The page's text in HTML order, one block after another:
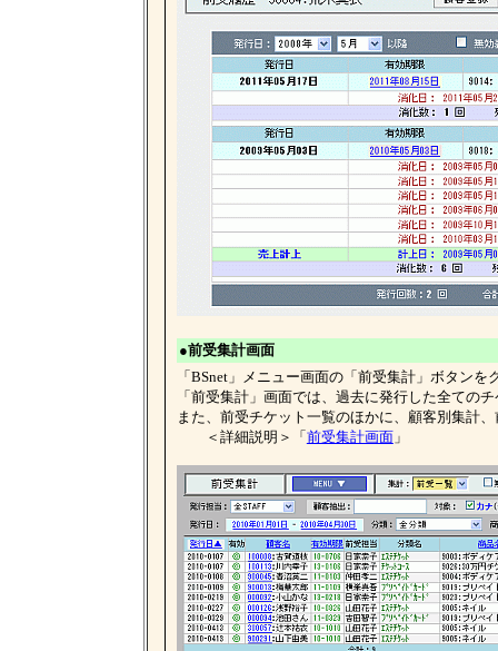
●前受集計画面
「BSnet」メニュー画面の「前受集計」ボタン
「前受集計」画面では、過去に発行した全ての
また、前受チケット一覧のほかに、顧客別集計
＜詳細説明＞「 前受集計画面」